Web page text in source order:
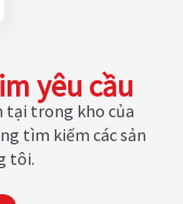
yêu cầu
tại trong kho của
tìm kiếm các sản
tôi.